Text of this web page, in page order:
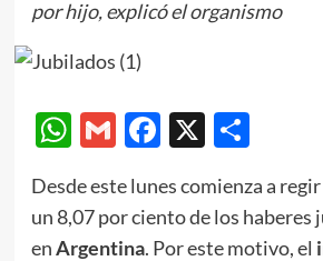
por hijo, explicó el organismo
WhatsApp
GmailFacebook
X
Desde este lunes comienza a regir
un 8,07 por ciento de los
enArgentina. Por este motivo, el